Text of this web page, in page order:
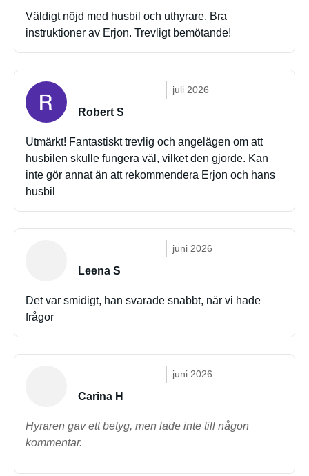
Väldigt nöjd med husbil och uthyrare. Bra
instruktioner av Erjon. Trevligt bemötande!
juli 2026
Robert S
Utmärkt! Fantastiskt trevlig och angelägen om att
husbilen skulle fungera väl, vilket den gjorde. Kan
inte gör annat än att rekommendera Erjon och hans
husbil
juni 2026
Leena S
Det var smidigt, han svarade snabbt, när vi hade
frågor
juni 2026
Carina H
Hyraren gav ett betyg, men lade inte till någon
kommentar.